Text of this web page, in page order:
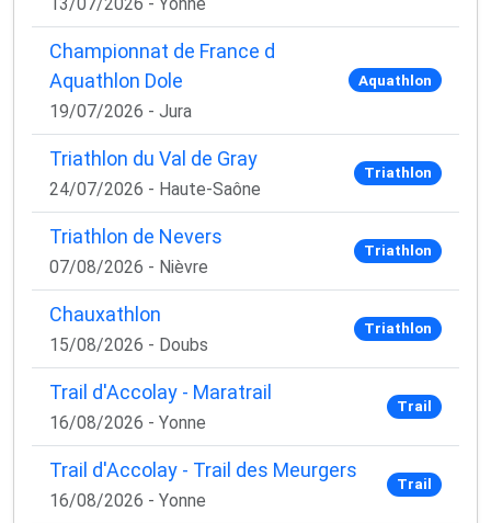
Championnat de France d
Aquathlon Dole
19/07/2026 - Jura
Aquathlon
Triathlon du Val de Gray
24/07/2026 - Haute-Saône
Triathlon
Triathlon de Nevers
07/08/2026 - Nièvre
Triathlon
Chauxathlon
15/08/2026 - Doubs
Triathlon
Trail d'Accolay - Maratrail
16/08/2026 - Yonne
Trail
Trail d'Accolay - Trail des Meurgers
16/08/2026 - Yonne
Trail